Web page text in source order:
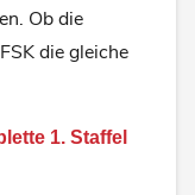
Ob die
die gleiche
1. Staffel